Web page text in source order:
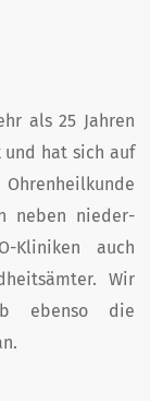
als 25 Jahren
hat sich auf
neben nieder­
Kliniken auch
Wir
ebenso die